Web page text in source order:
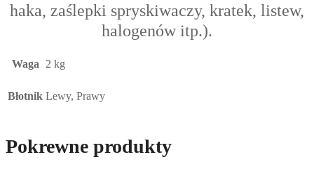
haka, zaślepki spryskiwaczy, kratek, listew,
halogenów itp.).
Waga 2 kg
Błotnik Lewy, Prawy
Pokrewne produkty